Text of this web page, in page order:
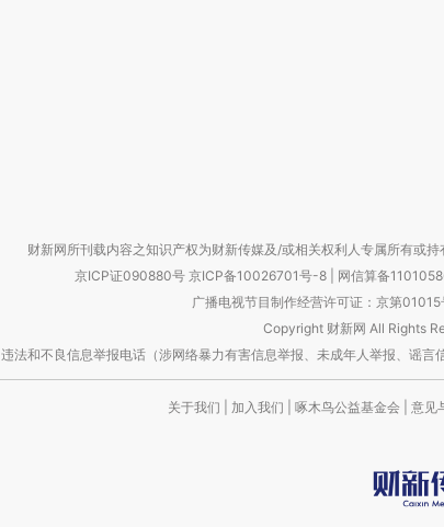
财新网所刊载内容之知识产权为财新传媒及/或相关权利人专属所有或
京ICP证090880号 京ICP备10026701号-8 网信算备
广播电视节目制作经营许可证：京第01015
Copyright 财新网 All Rights
违法和不良信息举报电话（涉网络暴力有害信息举报、未成年人举报、
关于我们 加入我们 啄木鸟公益基金会 意见